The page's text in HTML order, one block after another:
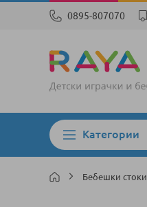
0895-807070
Категории
Бебешки стоки